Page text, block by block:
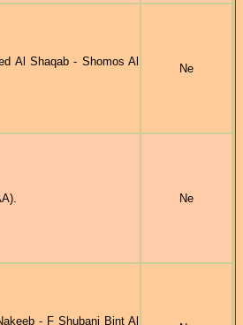
Al Shaqab - Shomos Al
Ne
Ne
- F Shubani Bint Al